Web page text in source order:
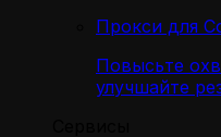
Прокси для
Повысьте
улучшайте